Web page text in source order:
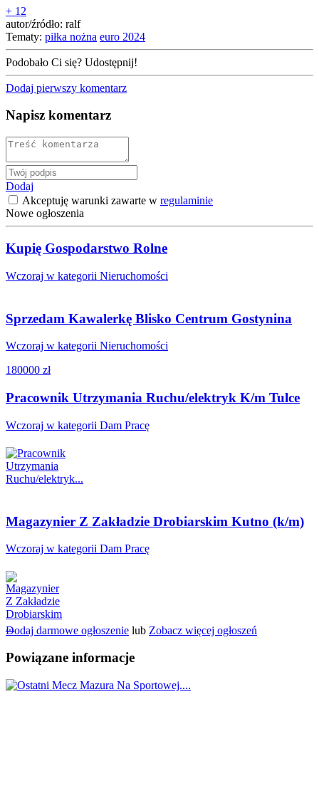
+ 12
autor/źródło: ralf
Tematy: piłka nożna euro 2024
Podobało Ci się? Udostępnij!
Dodaj pierwszy komentarz
Napisz komentarz
Dodaj
Akceptuję warunki zawarte w regulaminie
Nowe ogłoszenia
Kupię Gospodarstwo Rolne
Wczoraj w kategorii Nieruchomości
Sprzedam Kawalerkę Blisko Centrum Gostynina
Wczoraj w kategorii Nieruchomości
180000 zł
Pracownik Utrzymania Ruchu/elektryk K/m Tulce
Wczoraj w kategorii Dam Pracę
Magazynier Z Zakładzie Drobiarskim Kutno (k/m)
Wczoraj w kategorii Dam Pracę
Dodaj darmowe ogłoszenie lub Zobacz więcej ogłoszeń
Powiązane informacje